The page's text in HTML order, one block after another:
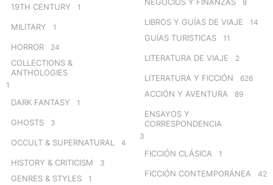
19TH CENTURY 1
MILITARY 1
HORROR 24
COLLECTIONS &
ANTHOLOGIES
1
DARK FANTASY 1
GHOSTS 3
OCCULT & SUPERNATURAL 4
HISTORY & CRITICISM 3
GENRES & STYLES 1
NEGOCIOS Y FINANZAS 8
LIBROS Y GUÍAS DE VIAJE 14
GUÍAS TURISTICAS 11
LITERATURA DE VIAJE 2
LITERATURA Y FICCIÓN 626
ACCIÓN Y AVENTURA 89
ENSAYOS Y
CORRESPONDENCIA
3
FICCIÓN CLÁSICA 1
FICCIÓN CONTEMPORÁNEA 42